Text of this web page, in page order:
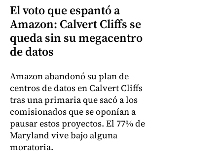
El voto que espantó a
Amazon: Calvert Cliffs se
queda sin su megacentro
de datos
Amazon abandonó su plan de
centros de datos en Calvert Cliffs
tras una primaria que sacó a los
comisionados que se oponían a
pausar estos proyectos. El 77% de
Maryland vive bajo alguna
moratoria.